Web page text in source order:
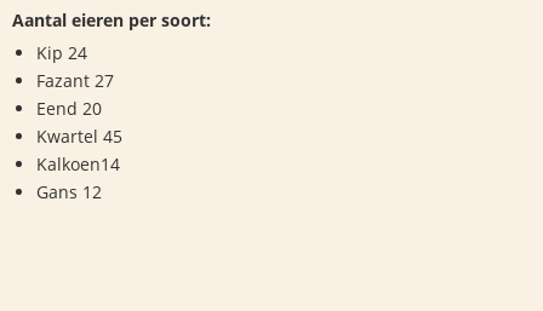
Aantal eieren per soort:
Kip 24
Fazant 27
Eend 20
Kwartel 45
Kalkoen14
Gans 12